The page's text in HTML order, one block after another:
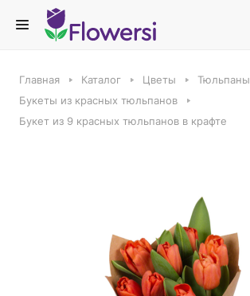
Главная Каталог Цветы
Тюльпаны
Букеты из красных тюльпанов
Букет из 9 красных тюльпанов в крафте